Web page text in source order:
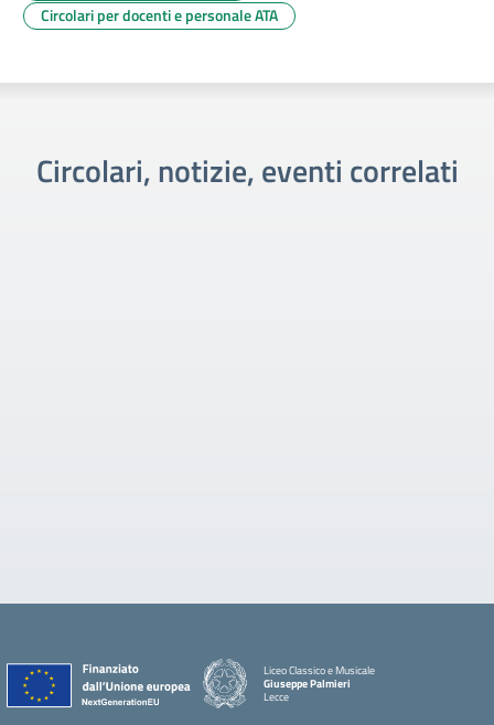
Circolari per docenti e personale ATA
Circolari, notizie, eventi correlati
Liceo Classico e Musicale
Giuseppe Palmieri
Lecce